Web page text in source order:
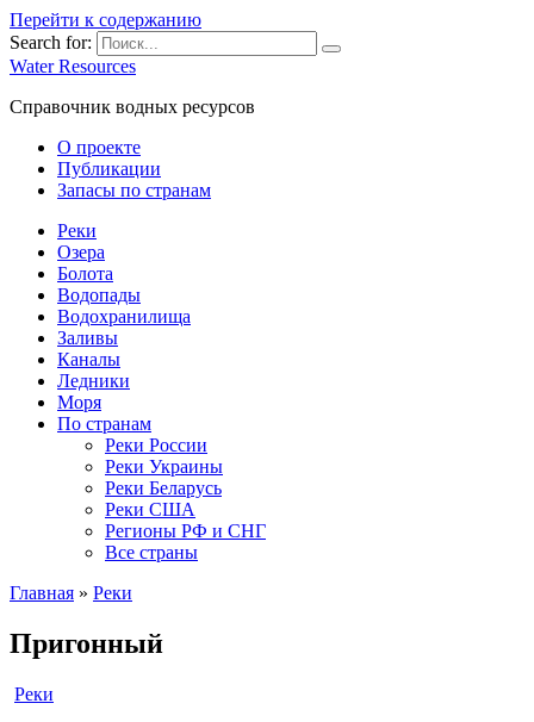
Перейти к содержанию
Search for:
Water Resources
Справочник водных ресурсов
О проекте
Публикации
Запасы по странам
Реки
Озера
Болота
Водопады
Водохранилища
Заливы
Каналы
Ледники
Моря
По странам
Реки России
Реки Украины
Реки Беларусь
Реки США
Регионы РФ и СНГ
Все страны
Главная » Реки
Пригонный
Реки